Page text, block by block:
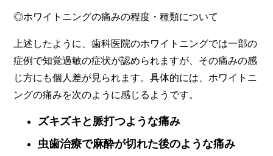
◎ホワイトニングの痛みの程度・種類について
上述したように、歯科医院のホワイトニングでは一部の
症例で知覚過敏の症状が認められますが、その痛みの感
じ方にも個人差が見られます。具体的には、ホワイトニ
ングの痛みを次のように感じるようです。
ズキズキと脈打つような痛み
虫歯治療で麻酔が切れた後のような痛み